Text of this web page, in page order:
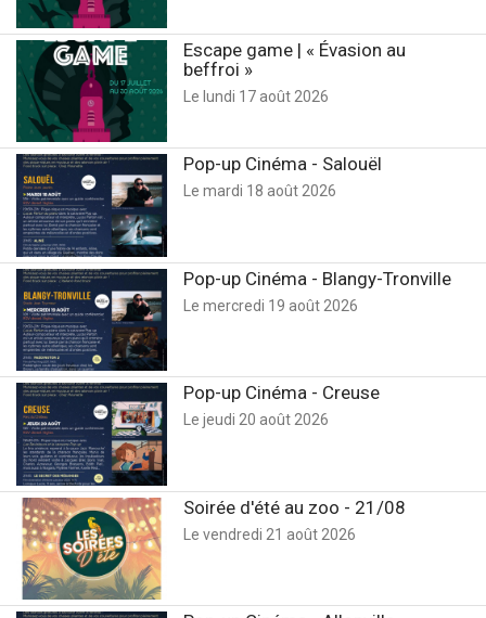
Sport (13)
Fête et Festival (11)
Escape game | « Évasion au
beffroi »
Le lundi 17 août 2026
Pop-up Cinéma - Salouël
Le mardi 18 août 2026
Pop-up Cinéma - Blangy-Tronville
Le mercredi 19 août 2026
Pop-up Cinéma - Creuse
Le jeudi 20 août 2026
Soirée d'été au zoo - 21/08
Le vendredi 21 août 2026